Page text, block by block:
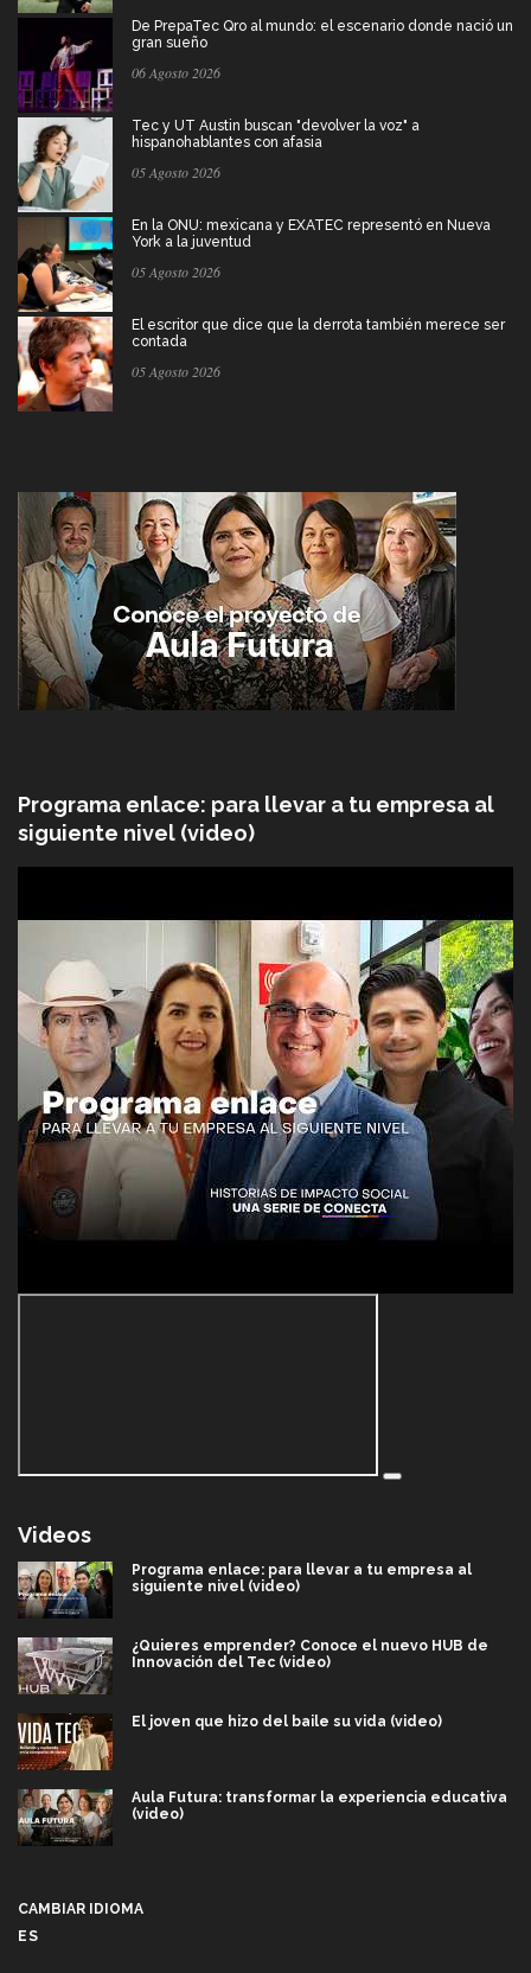
De PrepaTec Qro al mundo: el escenario donde nació un
gran sueño
06 Agosto 2026
Tec y UT Austin buscan "devolver la voz" a
hispanohablantes con afasia
05 Agosto 2026
En la ONU: mexicana y EXATEC representó en Nueva
York a la juventud
05 Agosto 2026
El escritor que dice que la derrota también merece ser
contada
05 Agosto 2026
Programa enlace: para llevar a tu empresa al
siguiente nivel (video)
Videos
Programa enlace: para llevar a tu empresa al
siguiente nivel (video)
¿Quieres emprender? Conoce el nuevo HUB de
Innovación del Tec (video)
El joven que hizo del baile su vida (video)
Aula Futura: transformar la experiencia educativa
(video)
CAMBIAR IDIOMA
ES